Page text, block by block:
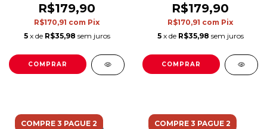
- Preta
R$179,90
R$170,91 com Pix
5 x de R$35,98 sem juros
COMPRAR
- Vermelha
R$179,90
R$170,91 com Pix
5 x de R$35,98 sem juros
COMPRAR
COMPRE 3 PAGUE 2 COMPRE 3 PAGUE 2